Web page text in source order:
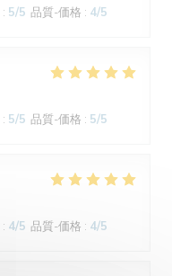
: 5/5 品質-価格 : 4/5
: 5/5 品質-価格 : 5/5
: 4/5 品質-価格 : 4/5